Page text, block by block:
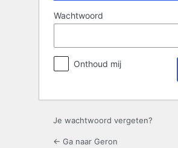
Wachtwoord
Onthoud mij
Je wachtwoord vergeten?
← Ga naar Geron